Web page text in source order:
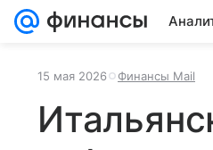
15 мая 2026 Финансы Mail